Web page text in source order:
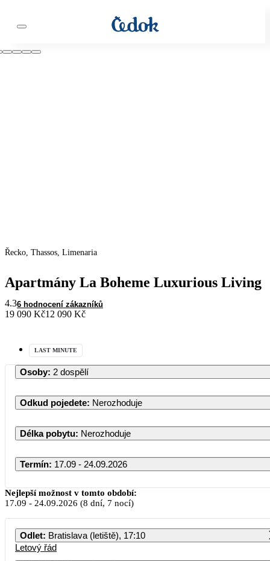
Řecko, Thassos, Limenaria
Apartmány La Boheme Luxurious Living
4.36 hodnocení zákazníků
19 090 Kč12 090 Kč
LAST MINUTE
Osoby: 2 dospělí
Odkud pojedete: Nerozhoduje
Délka pobytu: Nerozhoduje
Termín: 17.09 - 24.09.2026
Září 2026
PO ÚT ST ČT PÁ SO NE
Nejlepší možnost v tomto období:
17.09 - 24.09.2026 (8 dní, 7 nocí)
Odlet: Bratislava (letiště), 17:10
Letový řád